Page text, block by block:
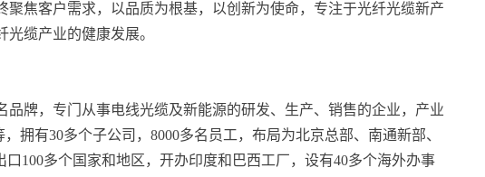
聚焦客户需求，以品质为根基，以创新为使命，专注于光纤光缆新产
缆产业的健康发展。
品牌，专门从事电线光缆及新能源的研发、生产、销售的企业，产业
拥有30多个子公司，8000多名员工，布局为北京总部、南通新部、
100多个国家和地区，开办印度和巴西工厂，设有40多个海外办事